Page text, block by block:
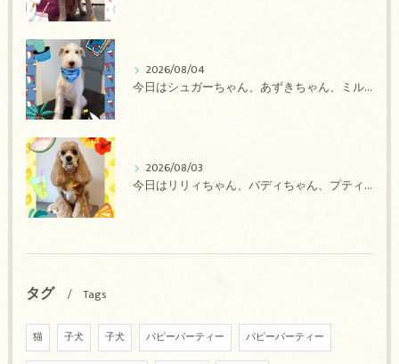
2026/08/04
今日はシュガーちゃん、あずきちゃん、ミルキーちゃん、コロンちゃん、ココちゃんのトリミングの紹介です【奈良のエース動物病院】
2026/08/03
今日はリリィちゃん、バディちゃん、プティちゃん、ナッツちゃん、レンちゃんのトリミングの紹介です【奈良のエース動物病院】
タグ Tags
猫 子犬 子犬 パピーパーティー パピーパーティー